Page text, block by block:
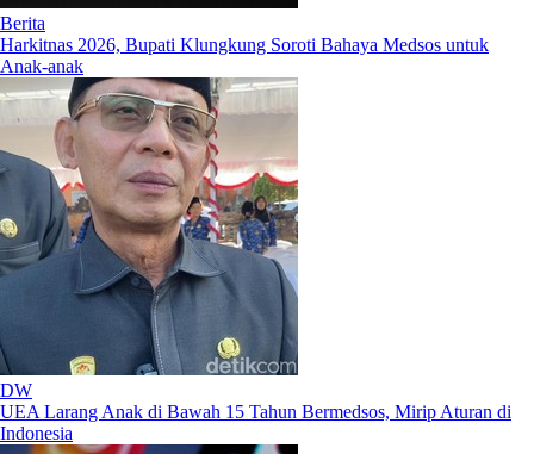
Berita
Harkitnas 2026, Bupati Klungkung Soroti Bahaya Medsos untuk
Anak-anak
DW
UEA Larang Anak di Bawah 15 Tahun Bermedsos, Mirip Aturan di
Indonesia